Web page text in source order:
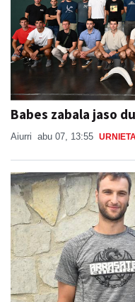
Babes zabala jaso
Aiurri abu 07, 13:55